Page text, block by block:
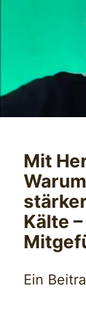
Mit
Kälte
Ein